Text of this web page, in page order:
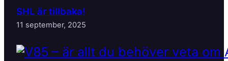
SHL är tillbaka!
11 september, 2025